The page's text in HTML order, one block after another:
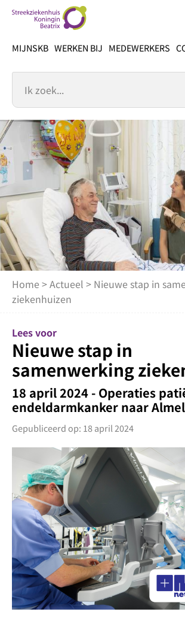
inhoud
MIJNSKB WERKEN BIJ MEDEWERKERS
Home >Actueel > Nieuwe stap in
ziekenhuizen
Lees voor
Nieuwe stap in
samenwerking
18 april 2024 - Operaties
endeldarmkanker naar
Gepubliceerd op: 18 april 2024